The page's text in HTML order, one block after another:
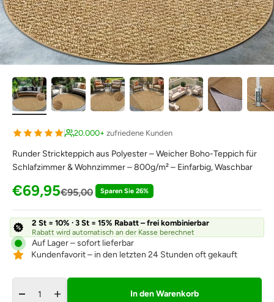
20.000+ zufriedene Kunden
Runder Strickteppich aus Polyester – Weicher Boho-Teppich für
Schlafzimmer & Wohnzimmer – 800g/m² – Einfarbig, Waschbar
Angebot
€69,95Regulärer Preis
€95,00 Sparen Sie 26%
2 St = 10% · 3 St = 15% Rabatt – frei kombinierbar
Rabatt wird automatisch an der Kasse berechnet
Auf Lager – sofort lieferbar
Kundenfavorit – in den letzten 24 Stunden oft gekauft
In den Warenkorb